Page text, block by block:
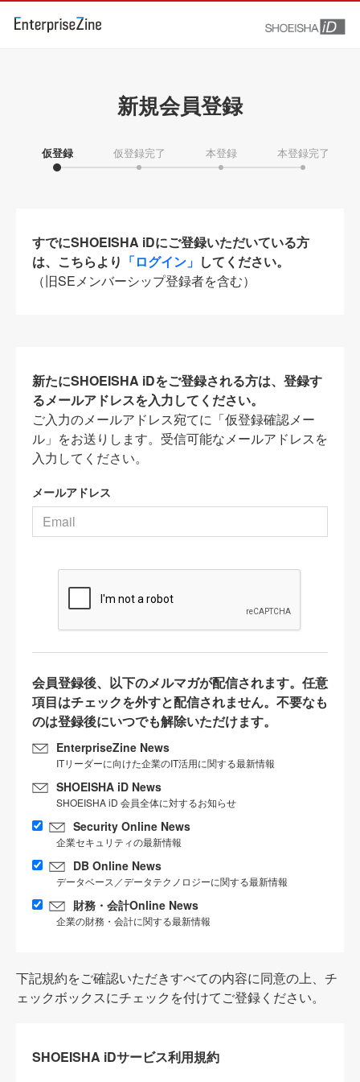
新規会員登録
仮登録 仮登録完了 本登録 本登録完了
すでにSHOEISHA iDにご登録いただいている方
は、こちらより 「ログイン」 してください。
（旧SEメンバーシップ登録者を含む）
新たにSHOEISHA iDをご登録される方は、登録す
るメールアドレスを入力してください。
ご入力のメールアドレス宛てに「仮登録確認メー
ル」をお送りします。受信可能なメールアドレスを
入力してください。
メールアドレス
会員登録後、以下のメルマガが配信されます。任意
項目はチェックを外すと配信されません。不要なも
のは登録後にいつでも解除いただけます。
EnterpriseZine News
ITリーダーに向けた企業のIT活用に関する最新情報
SHOEISHA iD News
SHOEISHA iD 会員全体に対するお知らせ
Security Online News
企業セキュリティの最新情報
DB Online News
データベース／データテクノロジーに関する最新情報
財務・会計Online News
企業の財務・会計に関する最新情報
下記規約をご確認いただきすべての内容に同意の上、チ
ェックボックスにチェックを付けてご登録ください。
SHOEISHA iDサービス利用規約